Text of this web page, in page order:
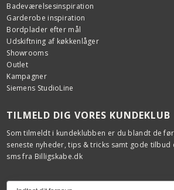
Badeværelsesinspiration
Garderobe inspiration
Bordplader efter mål
Udskiftning af køkkenlåger
Showrooms
Outlet
Kampagner
Siemens StudioLine
TILMELD DIG VORES KUNDEKLUB
Som tilmeldt i kundeklubben er du blandt de
seneste nyheder, tips & tricks samt gode
sms fra Billigskabe.dk